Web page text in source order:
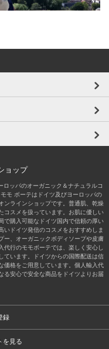
ョップ
ッパのオーガニック＆ナチュラルコ
モ ボーテはドイツ及びヨーロッパの
ンラインショップです。普通肌、乾燥
コスメを扱っています。お肌に優しい
で購入可能なドイツ国内で信頼の厚い
いドイツ発信のコスメをおすすめしま
ー、オーガニックボディソープや皮膚
代行のモモボーテでは、楽しく安心し
ています。ドイツからの国際配送は信
価格をご用意しています。個人輸入代
る安心で安全な商品をドイツよりお届
録
を見る